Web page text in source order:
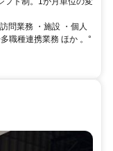
問業務 ・施設 ・個人
職種連携業務 ほか 。°